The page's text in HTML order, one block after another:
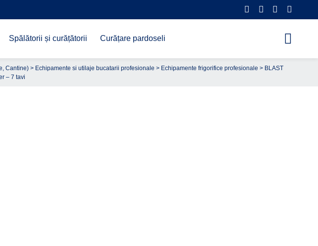
Spălătorii și curățătorii Curățare pardoseli
Cantine)> Echipamente si utilaje bucatarii profesionale > Echipamente frigorifice profesionale > BLAST
– 7 tavi